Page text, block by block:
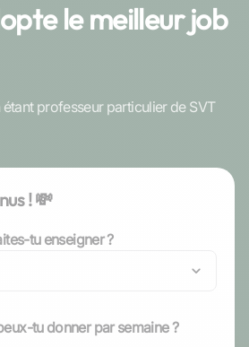
le meilleur job
professeur particulier de SVT
! 💸
tu enseigner ?
tu donner par semaine ?